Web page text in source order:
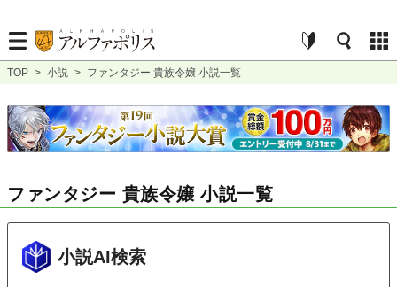
TOP > 小説 > ファンタジー 貴族令嬢 小説一覧
ファンタジー 貴族令嬢 小説一覧
小説AI検索